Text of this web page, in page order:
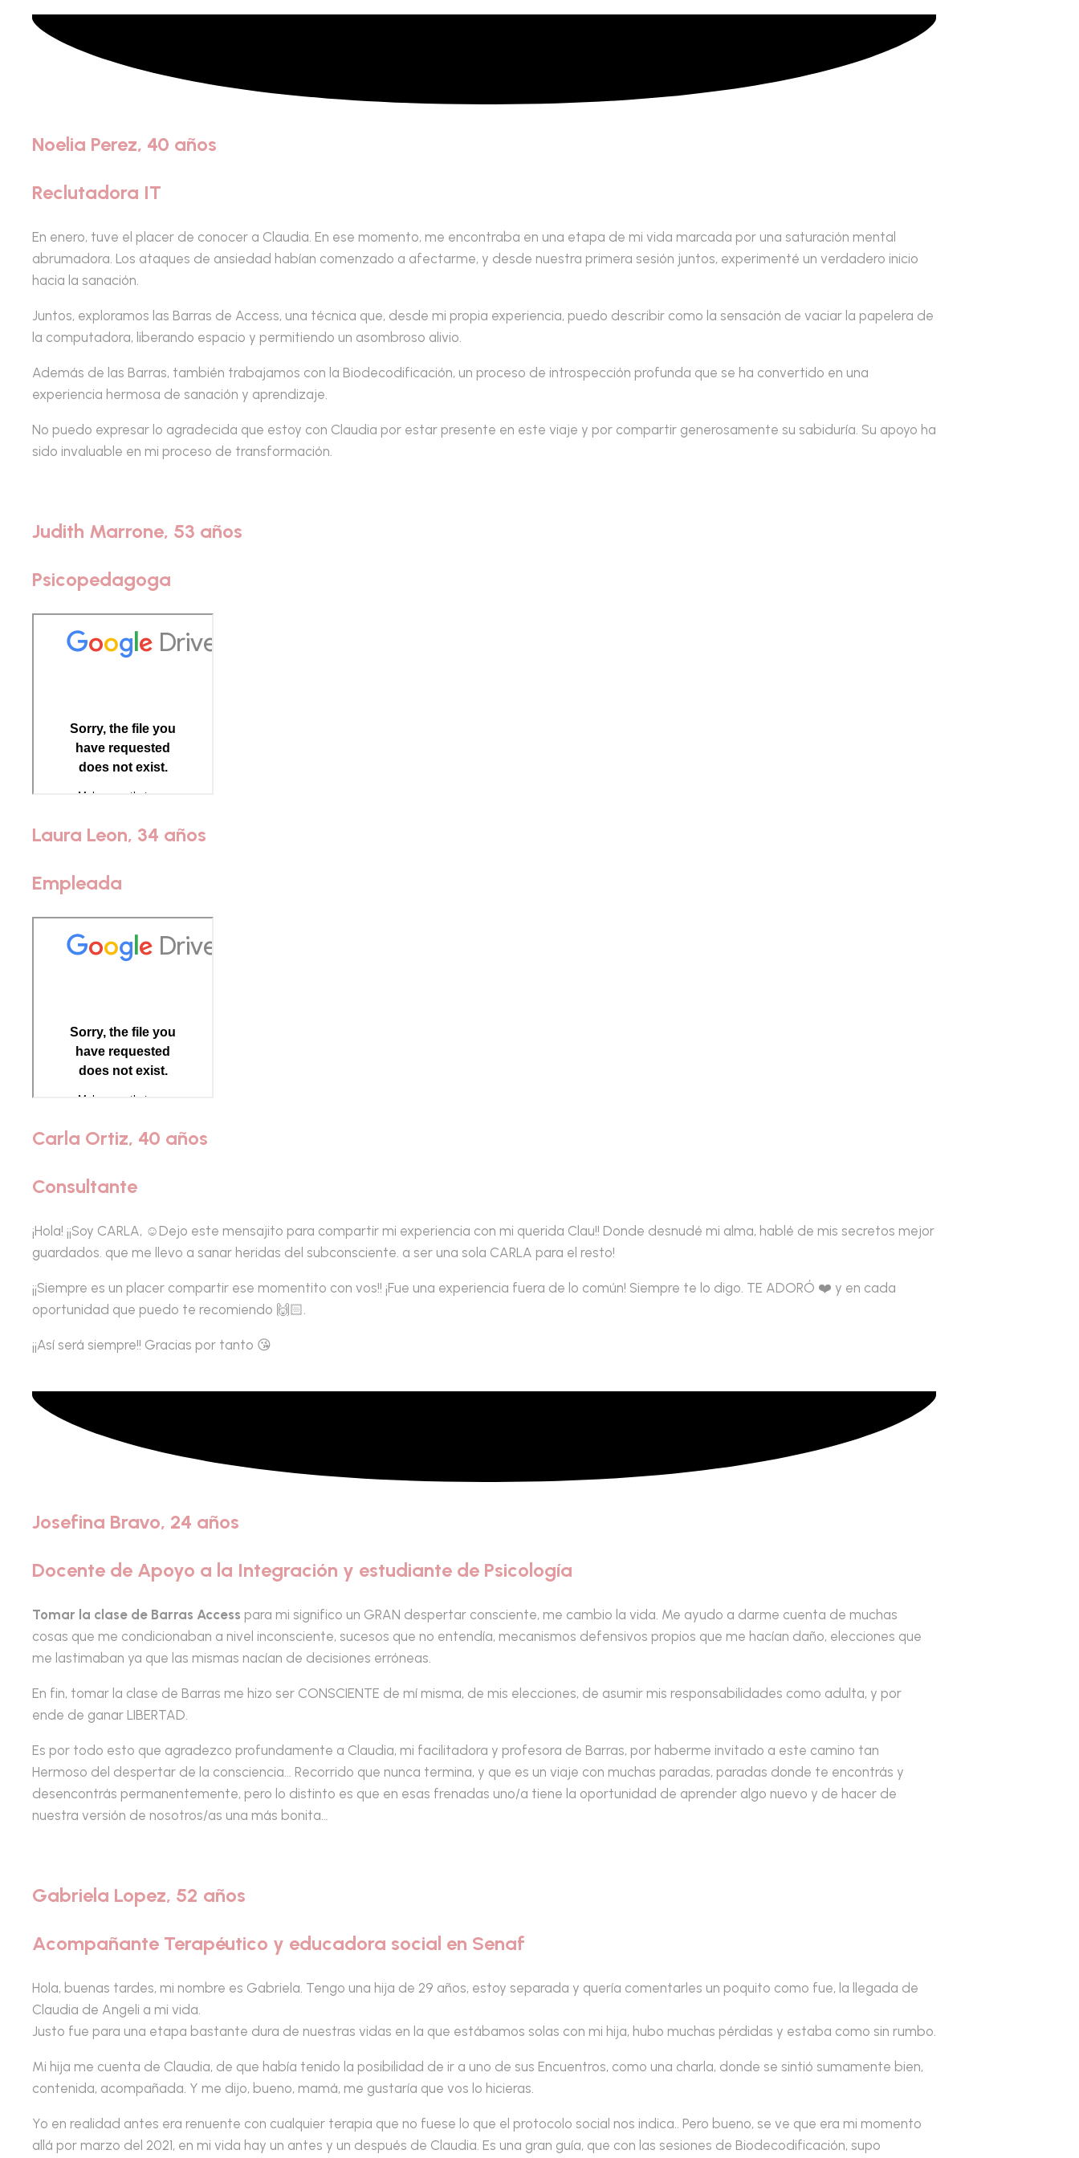
Noelia Perez, 40 años
Reclutadora IT
En enero, tuve el placer de conocer a Claudia. En ese momento, me encontraba en una etapa de mi vida marcada por una saturación mental
abrumadora. Los ataques de ansiedad habían comenzado a afectarme, y desde nuestra primera sesión juntos, experimenté un verdadero inicio
hacia la sanación.
Juntos, exploramos las Barras de Access, una técnica que, desde mi propia experiencia, puedo describir como la sensación de vaciar la papelera de
la computadora, liberando espacio y permitiendo un asombroso alivio.
Además de las Barras, también trabajamos con la Biodecodificación, un proceso de introspección profunda que se ha convertido en una
experiencia hermosa de sanación y aprendizaje.
No puedo expresar lo agradecida que estoy con Claudia por estar presente en este viaje y por compartir generosamente su sabiduría. Su apoyo ha
sido invaluable en mi proceso de transformación.
Judith Marrone, 53 años
Psicopedagoga
Laura Leon, 34 años
Empleada
Carla Ortiz, 40 años
Consultante
¡Hola! ¡¡Soy CARLA, ☺️Dejo este mensajito para compartir mi experiencia con mi querida Clau!! Donde desnudé mi alma, hablé de mis secretos mejor
guardados. que me llevo a sanar heridas del subconsciente. a ser una sola CARLA para el resto!
¡¡Siempre es un placer compartir ese momentito con vos!! ¡Fue una experiencia fuera de lo común! Siempre te lo digo. TE ADORÓ ❤️ y en cada
oportunidad que puedo te recomiendo 🙌🏻.
¡¡Así será siempre!! Gracias por tanto 😘
Josefina Bravo, 24 años
Docente de Apoyo a la Integración y estudiante de Psicología
Tomar la clase de Barras Access para mi significo un GRAN despertar consciente, me cambio la vida. Me ayudo a darme cuenta de muchas
cosas que me condicionaban a nivel inconsciente, sucesos que no entendía, mecanismos defensivos propios que me hacían daño, elecciones que
me lastimaban ya que las mismas nacían de decisiones erróneas.
En fin, tomar la clase de Barras me hizo ser CONSCIENTE de mí misma, de mis elecciones, de asumir mis responsabilidades como adulta, y por
ende de ganar LIBERTAD.
Es por todo esto que agradezco profundamente a Claudia, mi facilitadora y profesora de Barras, por haberme invitado a este camino tan
Hermoso del despertar de la consciencia… Recorrido que nunca termina, y que es un viaje con muchas paradas, paradas donde te encontrás y
desencontrás permanentemente, pero lo distinto es que en esas frenadas uno/a tiene la oportunidad de aprender algo nuevo y de hacer de
nuestra versión de nosotros/as una más bonita…
Gabriela Lopez, 52 años
Acompañante Terapéutico y educadora social en Senaf
Hola, buenas tardes, mi nombre es Gabriela. Tengo una hija de 29 años, estoy separada y quería comentarles un poquito como fue, la llegada de
Claudia de Angeli a mi vida.
Justo fue para una etapa bastante dura de nuestras vidas en la que estábamos solas con mi hija, hubo muchas pérdidas y estaba como sin rumbo.
Mi hija me cuenta de Claudia, de que había tenido la posibilidad de ir a uno de sus Encuentros, como una charla, donde se sintió sumamente bien,
contenida, acompañada. Y me dijo, bueno, mamá, me gustaría que vos lo hicieras.
Yo en realidad antes era renuente con cualquier terapia que no fuese lo que el protocolo social nos indica.. Pero bueno, se ve que era mi momento
allá por marzo del 2021, en mi vida hay un antes y un después de Claudia. Es una gran guía, que con las sesiones de Biodecodificación, supo